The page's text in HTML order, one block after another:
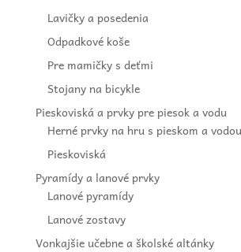
Lavičky a posedenia
Odpadkové koše
Pre mamičky s deťmi
Stojany na bicykle
Pieskoviská a prvky pre piesok a vodu
Herné prvky na hru s pieskom a vodou
Pieskoviská
Pyramídy a lanové prvky
Lanové pyramídy
Lanové zostavy
Vonkajšie učebne a školské altánky